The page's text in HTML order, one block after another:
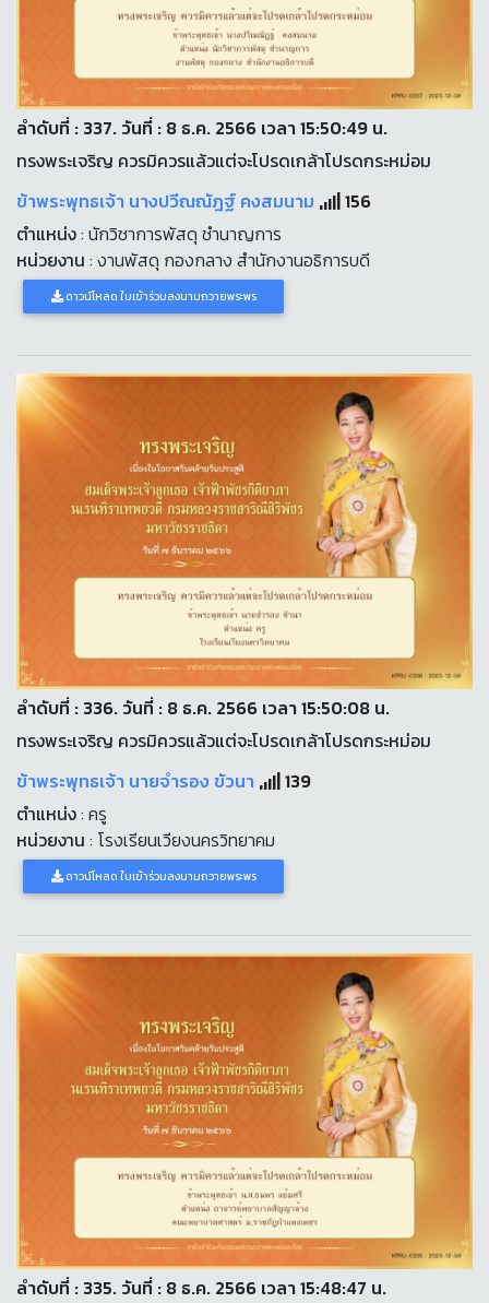
ลำดับที่ : 337. วันที่ : 8 ธ.ค. 2566 เวลา 15:50:49 น.
ทรงพระเจริญ ควรมิควรแล้วแต่จะโปรดเกล้าโปรดกระหม่อม
ข้าพระพุทธเจ้า นางปวีณณัฎฐ์ คงสมนาม
156
ตำแหน่ง: นักวิชาการพัสดุ ชำนาญการ
หน่วยงาน : งานพัสดุ กองกลาง สำนักงานอธิการบดี
ดาวน์โหลด ใบเข้าร่วมลงนามถวายพระพร
ลำดับที่ : 336. วันที่ : 8 ธ.ค. 2566 เวลา 15:50:08 น.
ทรงพระเจริญ ควรมิควรแล้วแต่จะโปรดเกล้าโปรดกระหม่อม
ข้าพระพุทธเจ้า นายจำรอง ขัวนา
139
ตำแหน่ง: ครู
หน่วยงาน : โรงเรียนเวียงนครวิทยาคม
ดาวน์โหลด ใบเข้าร่วมลงนามถวายพระพร
ลำดับที่ : 335. วันที่ : 8 ธ.ค. 2566 เวลา 15:48:47 น.